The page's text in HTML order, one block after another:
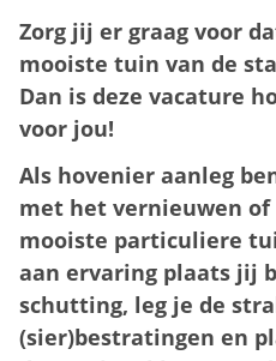
Zorg jij er graag voor
mooiste tuin van de
Dan is deze vacature
voor jou!
Als hovenier aanleg
met het vernieuwen of
mooiste particuliere
aan ervaring plaats jij
schutting, leg je de
(sier)bestratingen en